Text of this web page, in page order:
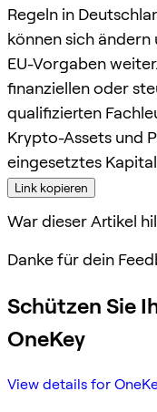
Regeln in
können sich
EU-Vorgaben
finanziellen oder
qualifizierten
Krypto-Assets und
eingesetztes
Link kopieren
War dieser Artikel
Danke für dein
Schützen Sie
OneKey
View details for